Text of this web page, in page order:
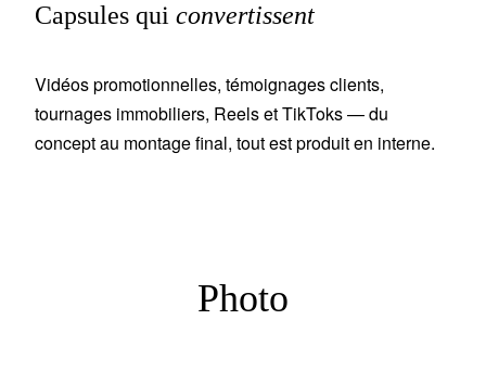
Capsules qui convertissent
Vidéos promotionnelles, témoignages clients,
tournages immobiliers, Reels et TikToks — du
concept au montage final, tout est produit en interne.
Photo